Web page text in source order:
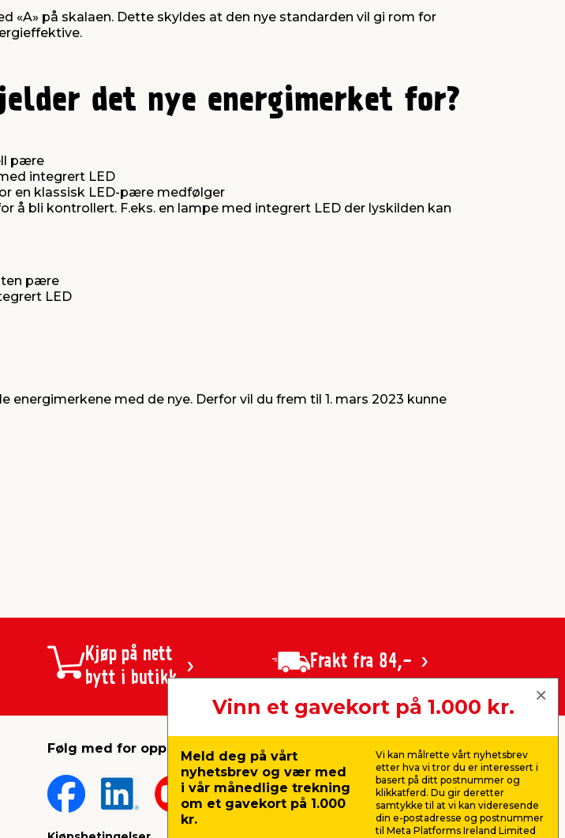
«A» på skalaen. Dette skyldes at den nye standarden vil gi rom for
det nye energimerket for?
pære
integrert LED
en klassisk LED-pære medfølger
å bli kontrollert. F.eks. en lampe med integrert LED der lyskilden kan
pære
LED
med de nye. Derfor vil du frem til 1. mars 2023 kunne
Kjøp på nett
bytt i butikk
Frakt fra 84,-
Følg med for oppdateringer:
jem & fix Norge AS, Strandveien 35,
1366 Lysaker (Hovedkontor)
Organisasjonsnummer: 919 562 404
E-post: kundeservice@jemfix.com
Vinn et gavekort på 1.000 kr.
Meld deg på vårt
nyhetsbrev og vær med
i vår månedlige trekning
om et gavekort på 1.000
kr.
Vi kan målrette vårt nyhetsbrev
etter hva vi tror du er interessert i
basert på ditt postnummer og
klikkatferd. Du gir deretter
samtykke til at vi kan videresende
din e-postadresse og postnummer
til Meta Platforms Ireland Limited